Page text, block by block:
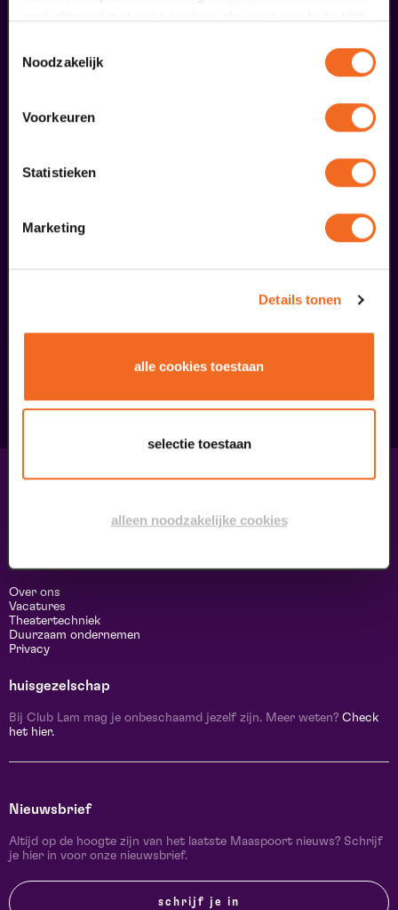
Noodzakelijk
Voorkeuren
Statistieken
Marketing
Details tonen
alle cookies toestaan
selectie toestaan
alleen noodzakelijke cookies
meer informatie
Contact & adres
Over ons
Vacatures
Theatertechniek
Duurzaam ondernemen
Privacy
huisgezelschap
Bij Club Lam mag je onbeschaamd jezelf zijn. Meer weten? Check
het hier.
Nieuwsbrief
Altijd op de hoogte zijn van het laatste Maaspoort nieuws? Schrijf
je hier in voor onze nieuwsbrief.
schrijf je in